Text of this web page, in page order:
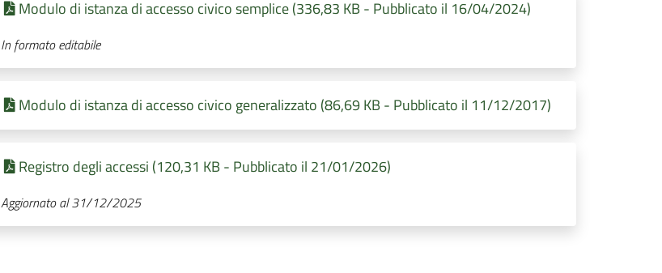
Modulo di istanza di accesso civico semplice (336,83 KB - Pubblicato il 16/04/2024)
In formato editabile
Modulo di istanza di accesso civico generalizzato (86,69 KB - Pubblicato il 11/12/2017)
Registro degli accessi (120,31 KB - Pubblicato il 21/01/2026)
Aggiornato al 31/12/2025